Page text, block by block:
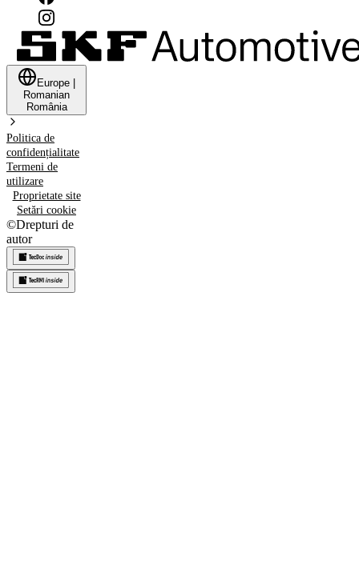
Europe
Romanian
România
Politica de
confidențialitate
Termeni de
utilizare
Proprietate site
Setări cookie
©Drepturi de
autor